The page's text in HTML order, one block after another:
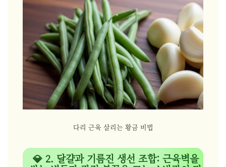
다리 근육 살리는 황금 비법
💎 2. 달걀과 기름진 생선 조합: 근육벽을